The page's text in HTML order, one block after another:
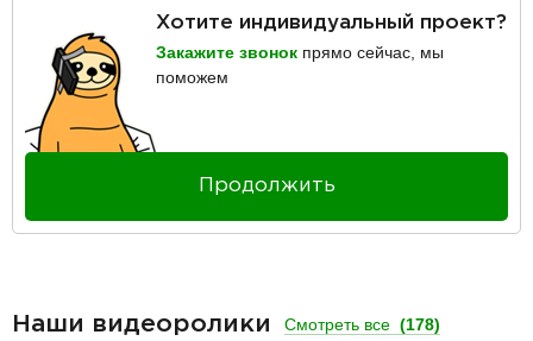
Хотите индивидуальный проект?
Закажите звонок прямо сейчас, мы
поможем
Продолжить
Наши видеоролики Смотреть все (178)